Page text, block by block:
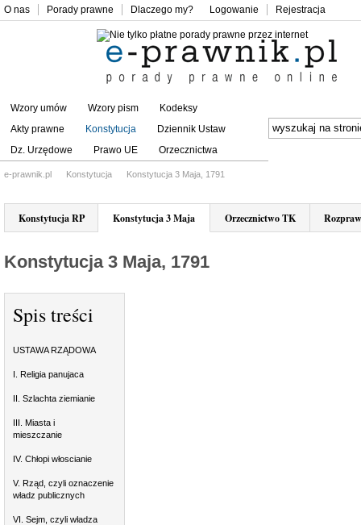
O nas Porady prawne Dlaczego my? Logowanie Rejestracja
Wzory umów Wzory pism
Kodeksy
Akty prawne
Konstytucja
Dziennik Ustaw
Dz. Urzędowe
Prawo UE Orzecznictwa
e-prawnik.pl Konstytucja Konstytucja 3 Maja, 1791
Konstytucja RP Konstytucja 3 Maja Orzecznictwo TK
Konstytucja 3 Maja, 1791
Spis treści
USTAWA RZĄDOWA
I. Religia panujaca
II. Szlachta ziemianie
III. Miasta i
mieszczanie
IV. Chłopi włoscianie
V. Rząd, czyli oznaczenie
władz publicznych
VI. Sejm, czyli władza